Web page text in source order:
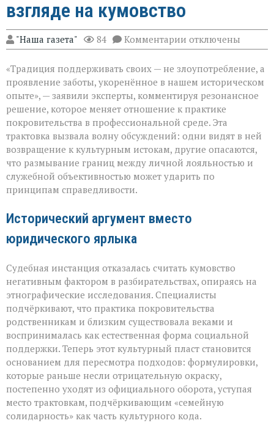
взгляде на кумовство
"Наша газета" 84 Комментарии к
записи
не
только
но
и
пропуск?» — о
новом
взгляде
на
кумовство
отключены
«Традиция поддерживать своих — не злоупотребление, а
проявление заботы, укоренённое в нашем историческом
опыте», — заявили эксперты, комментируя резонансное
решение, которое меняет отношение к практике
покровительства в профессиональной среде. Эта
трактовка вызвала волну обсуждений: одни видят в ней
возвращение к культурным истокам, другие опасаются,
что размывание границ между личной лояльностью и
служебной объективностью может ударить по
принципам справедливости.
Исторический аргумент вместо
юридического ярлыка
Судебная инстанция отказалась считать кумовство
негативным фактором в разбирательствах, опираясь на
этнографические исследования. Специалисты
подчёркивают, что практика покровительства
родственникам и близким существовала веками и
воспринималась как естественная форма социальной
поддержки. Теперь этот культурный пласт становится
основанием для пересмотра подходов: формулировки,
которые раньше несли отрицательную окраску,
постепенно уходят из официального оборота, уступая
место трактовкам, подчёркивающим «семейную
солидарность» как часть культурного кода.